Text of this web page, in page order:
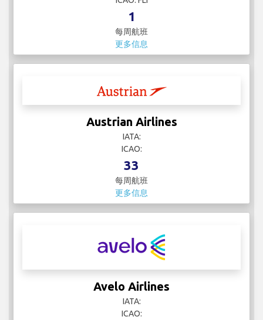
1
每周航班
更多信息
Austrian Airlines
IATA:
ICAO:
33
每周航班
更多信息
Avelo Airlines
IATA:
ICAO: